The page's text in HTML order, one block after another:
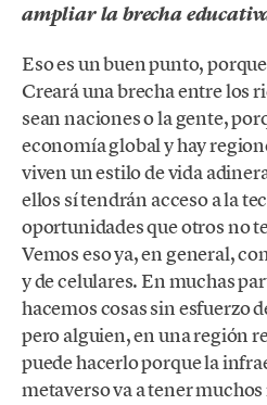
ampliar la brecha
Eso es un buen punto,
Creará una brecha entre los
sean naciones o la gente,
economía global y hay
viven un estilo de vida
ellos sí tendrán acceso a la
oportunidades que otros no
Vemos eso ya, en general,
y de celulares. En muchas
hacemos cosas sin esfuerzo
pero alguien, en una región
puede hacerlo porque la
metaverso va a tener muchos